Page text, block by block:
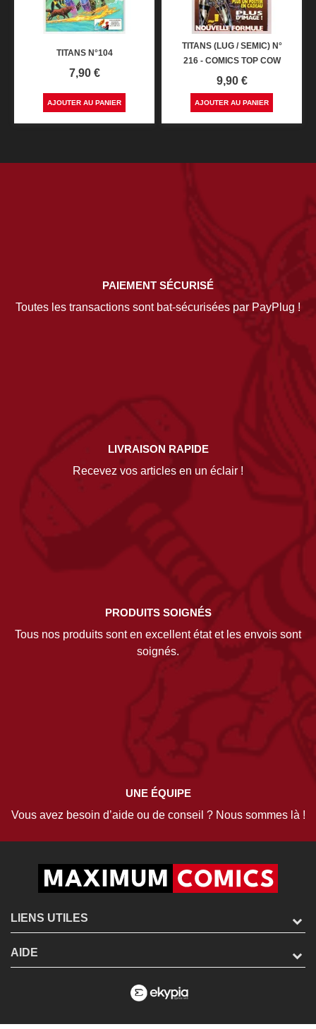
TITANS N°104
Prix
7,90 €
AJOUTER AU PANIER
TITANS (LUG / SEMIC) N°
216 - COMICS TOP COW
Prix
9,90 €
AJOUTER AU PANIER
PAIEMENT SÉCURISÉ
Toutes les transactions sont bat-sécurisées par PayPlug !
LIVRAISON RAPIDE
Recevez vos articles en un éclair !
PRODUITS SOIGNÉS
Tous nos produits sont en excellent état et les envois sont
soignés.
UNE ÉQUIPE
Vous avez besoin d’aide ou de conseil ? Nous sommes là !
LIENS UTILES
AIDE